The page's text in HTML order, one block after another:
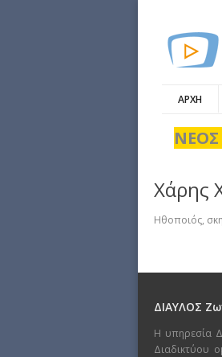
ΑΡΧΗ
ΝΕΟΣ
Χάρης
Hθοποιός,
ΔΙΑΥΛΟΣ
Η υπηρεσία
Διαδικτύου